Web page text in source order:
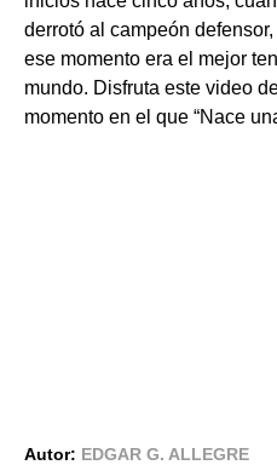
derrotó al campeón defensor,
ese momento era el mejor
mundo. Disfruta este video
momento en el que “Nace
Autor: EDGAR G. ALLEGRE